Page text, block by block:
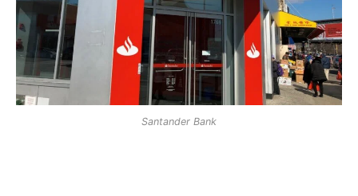
Santander Bank